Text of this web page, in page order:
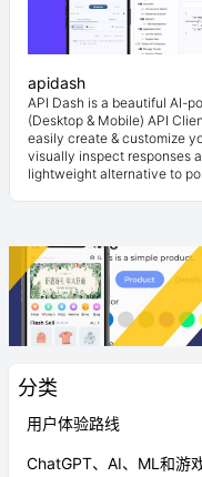
分类
用户体验路线
ChatGPT、AI、ML和游
apidash
API Dash is a beautiful AI-
(Desktop & Mobile) API
easily create & customize
visually inspect responses
lightweight alternative to